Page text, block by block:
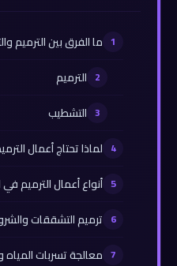
ما الفرق بين الترميم
الترميم
التشطيب
لماذا تحتاج أعمال
أنواع أعمال الترميم
ترميم التشققات
معالجة تسربات المياه